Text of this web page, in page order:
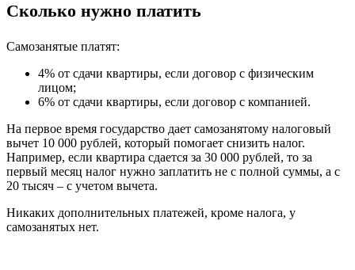
Сколько нужно платить
Самозанятые платят:
4% от сдачи квартиры, если договор с физическим
лицом;
6% от сдачи квартиры, если договор с компанией.
На первое время государство дает самозанятому налоговый
вычет 10 000 рублей, который помогает снизить налог.
Например, если квартира сдается за 30 000 рублей, то за
первый месяц налог нужно заплатить не с полной суммы, а с
20 тысяч – с учетом вычета.
Никаких дополнительных платежей, кроме налога, у
самозанятых нет.